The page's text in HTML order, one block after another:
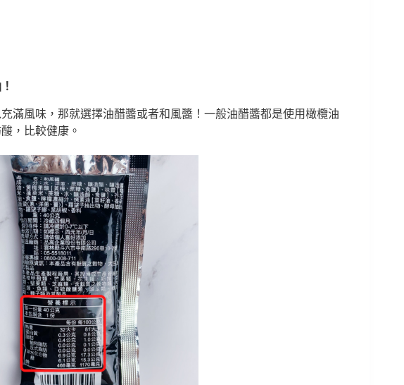
滿風味，那就選擇油醋醬或者和風醬！一般油醋醬都是使用橄欖油
，比較健康。